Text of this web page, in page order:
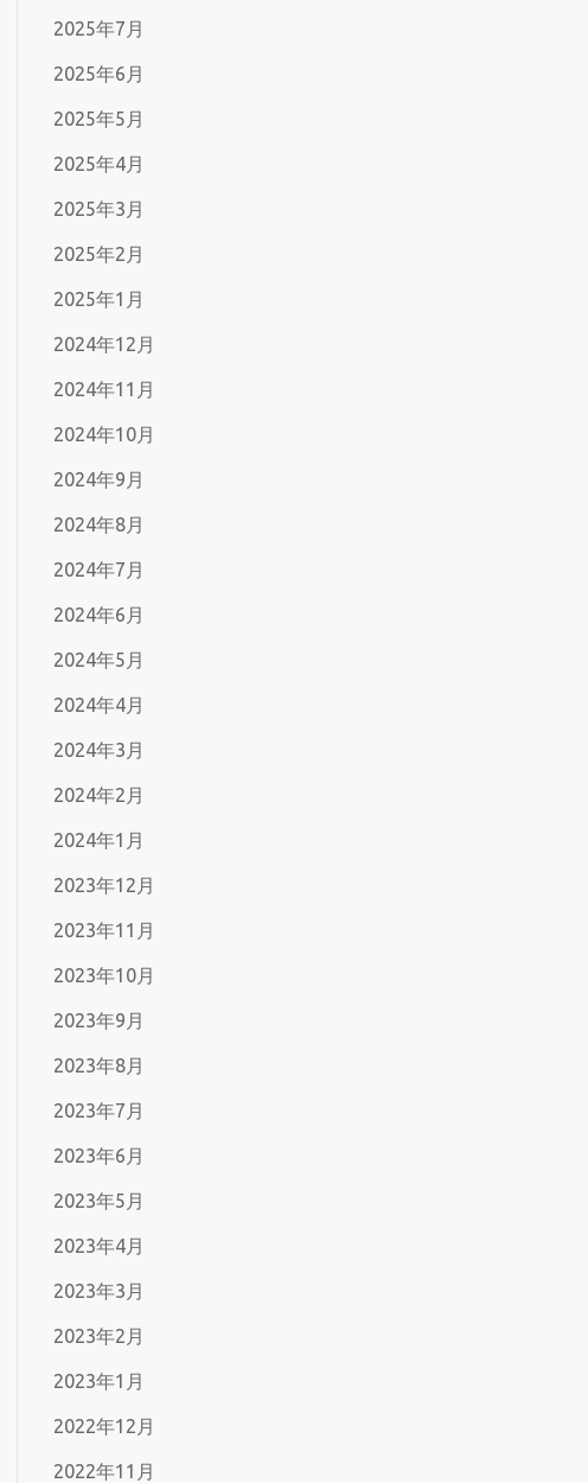
2025年7月
2025年6月
2025年5月
2025年4月
2025年3月
2025年2月
2025年1月
2024年12月
2024年11月
2024年10月
2024年9月
2024年8月
2024年7月
2024年6月
2024年5月
2024年4月
2024年3月
2024年2月
2024年1月
2023年12月
2023年11月
2023年10月
2023年9月
2023年8月
2023年7月
2023年6月
2023年5月
2023年4月
2023年3月
2023年2月
2023年1月
2022年12月
2022年11月